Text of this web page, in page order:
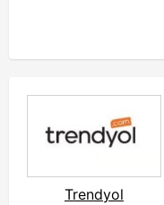
Trendyol